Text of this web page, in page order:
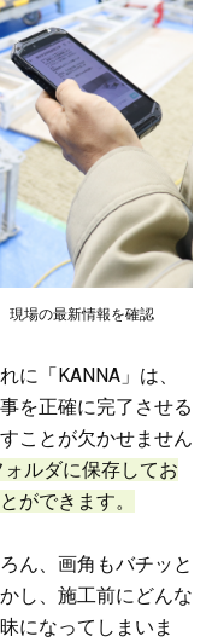
現場の最新情報を確認
に「KANNA」は、
を正確に完了させる
ことが欠かせません
ルダに保存してお
ができます。
ん、画角もバチッと
し、施工前にどんな
になってしまいま